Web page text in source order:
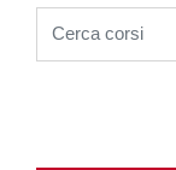
Cerca corsi